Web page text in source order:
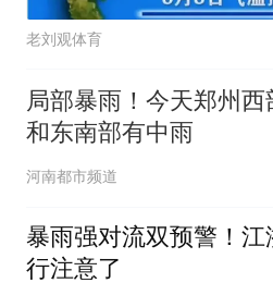
老刘观体育
局部暴雨！今天郑州西
和东南部有中雨
河南都市频道
暴雨强对流双预警！江
行注意了